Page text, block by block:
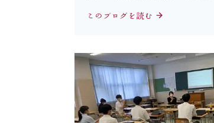
このブログを読む